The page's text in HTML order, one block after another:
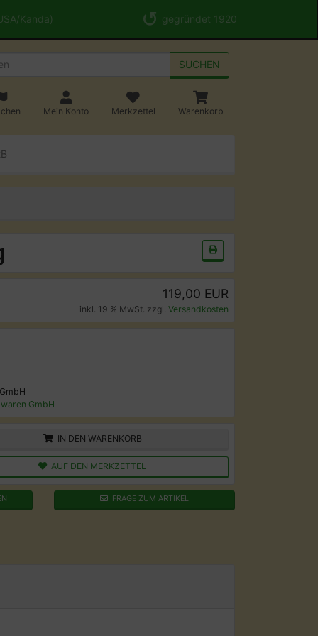
Kanda) gegründet 1920
SUCHEN
Mein Konto Merkzettel Warenkorb
119,00 EUR
inkl. 19 % MwSt. zzgl. Versandkosten
GmbH
IN DEN WARENKORB
AUF DEN MERKZETTEL
FRAGE ZUM ARTIKEL